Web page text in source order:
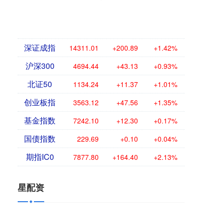
深证成指 14311.01 +200.89 +1.42%
沪深300 4694.44 +43.13 +0.93%
北证50 1134.24 +11.37 +1.01%
创业板指 3563.12 +47.56 +1.35%
基金指数 7242.10 +12.30 +0.17%
国债指数 229.69 +0.10 +0.04%
期指IC0 7877.80 +164.40 +2.13%
星配资